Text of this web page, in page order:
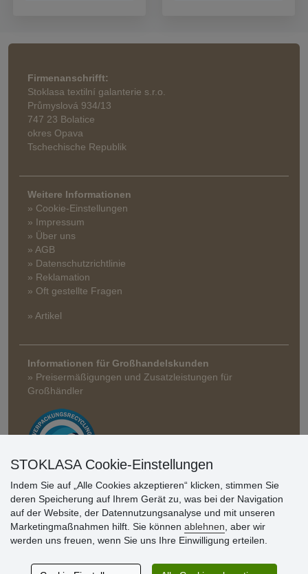
Firmenanschrifft:
Stoklasa textilní galanterie s.r.o.
Průmyslová 934/13
747 23 Bolatice
okres Opava
Tschechische Republik
Weitere Informationen
» Cookie-Einstellungen
» Impressum
» Über uns
» AGB
» Datenschutzrichtlinie
» Reklamation
» Oft gestellte Fragen
» Artikel
Informationen für Großhandelskunden
» Preisermäßigungen und Zusatzleistungen für
Großhändler
Kundenbewertung
netter Kontakt.
STOKLASA Cookie-Einstellungen
Indem Sie auf „Alle Cookies akzeptieren“ klicken, stimmen Sie
deren Speicherung auf Ihrem Gerät zu, was bei der Navigation
auf der Website, der Datennutzungsanalyse und mit unseren
Marketingmaßnahmen hilft. Sie können ablehnen , aber wir
werden uns freuen, wenn Sie uns Ihre Einwilligung erteilen.